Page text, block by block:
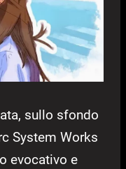
sullo sfondo
System Works
evocativo e